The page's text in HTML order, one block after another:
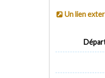
Un lien